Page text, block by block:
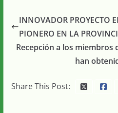
INNOVADOR PROYECTO
PIONERO EN LA
Recepción a los miembros
han
Share This Post: